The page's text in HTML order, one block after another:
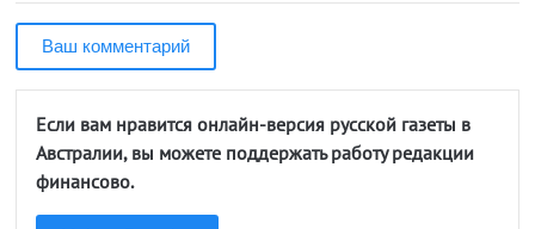
Ваш комментарий
Если вам нравится онлайн-версия русской газеты в
Австралии, вы можете поддержать работу редакции
финансово.